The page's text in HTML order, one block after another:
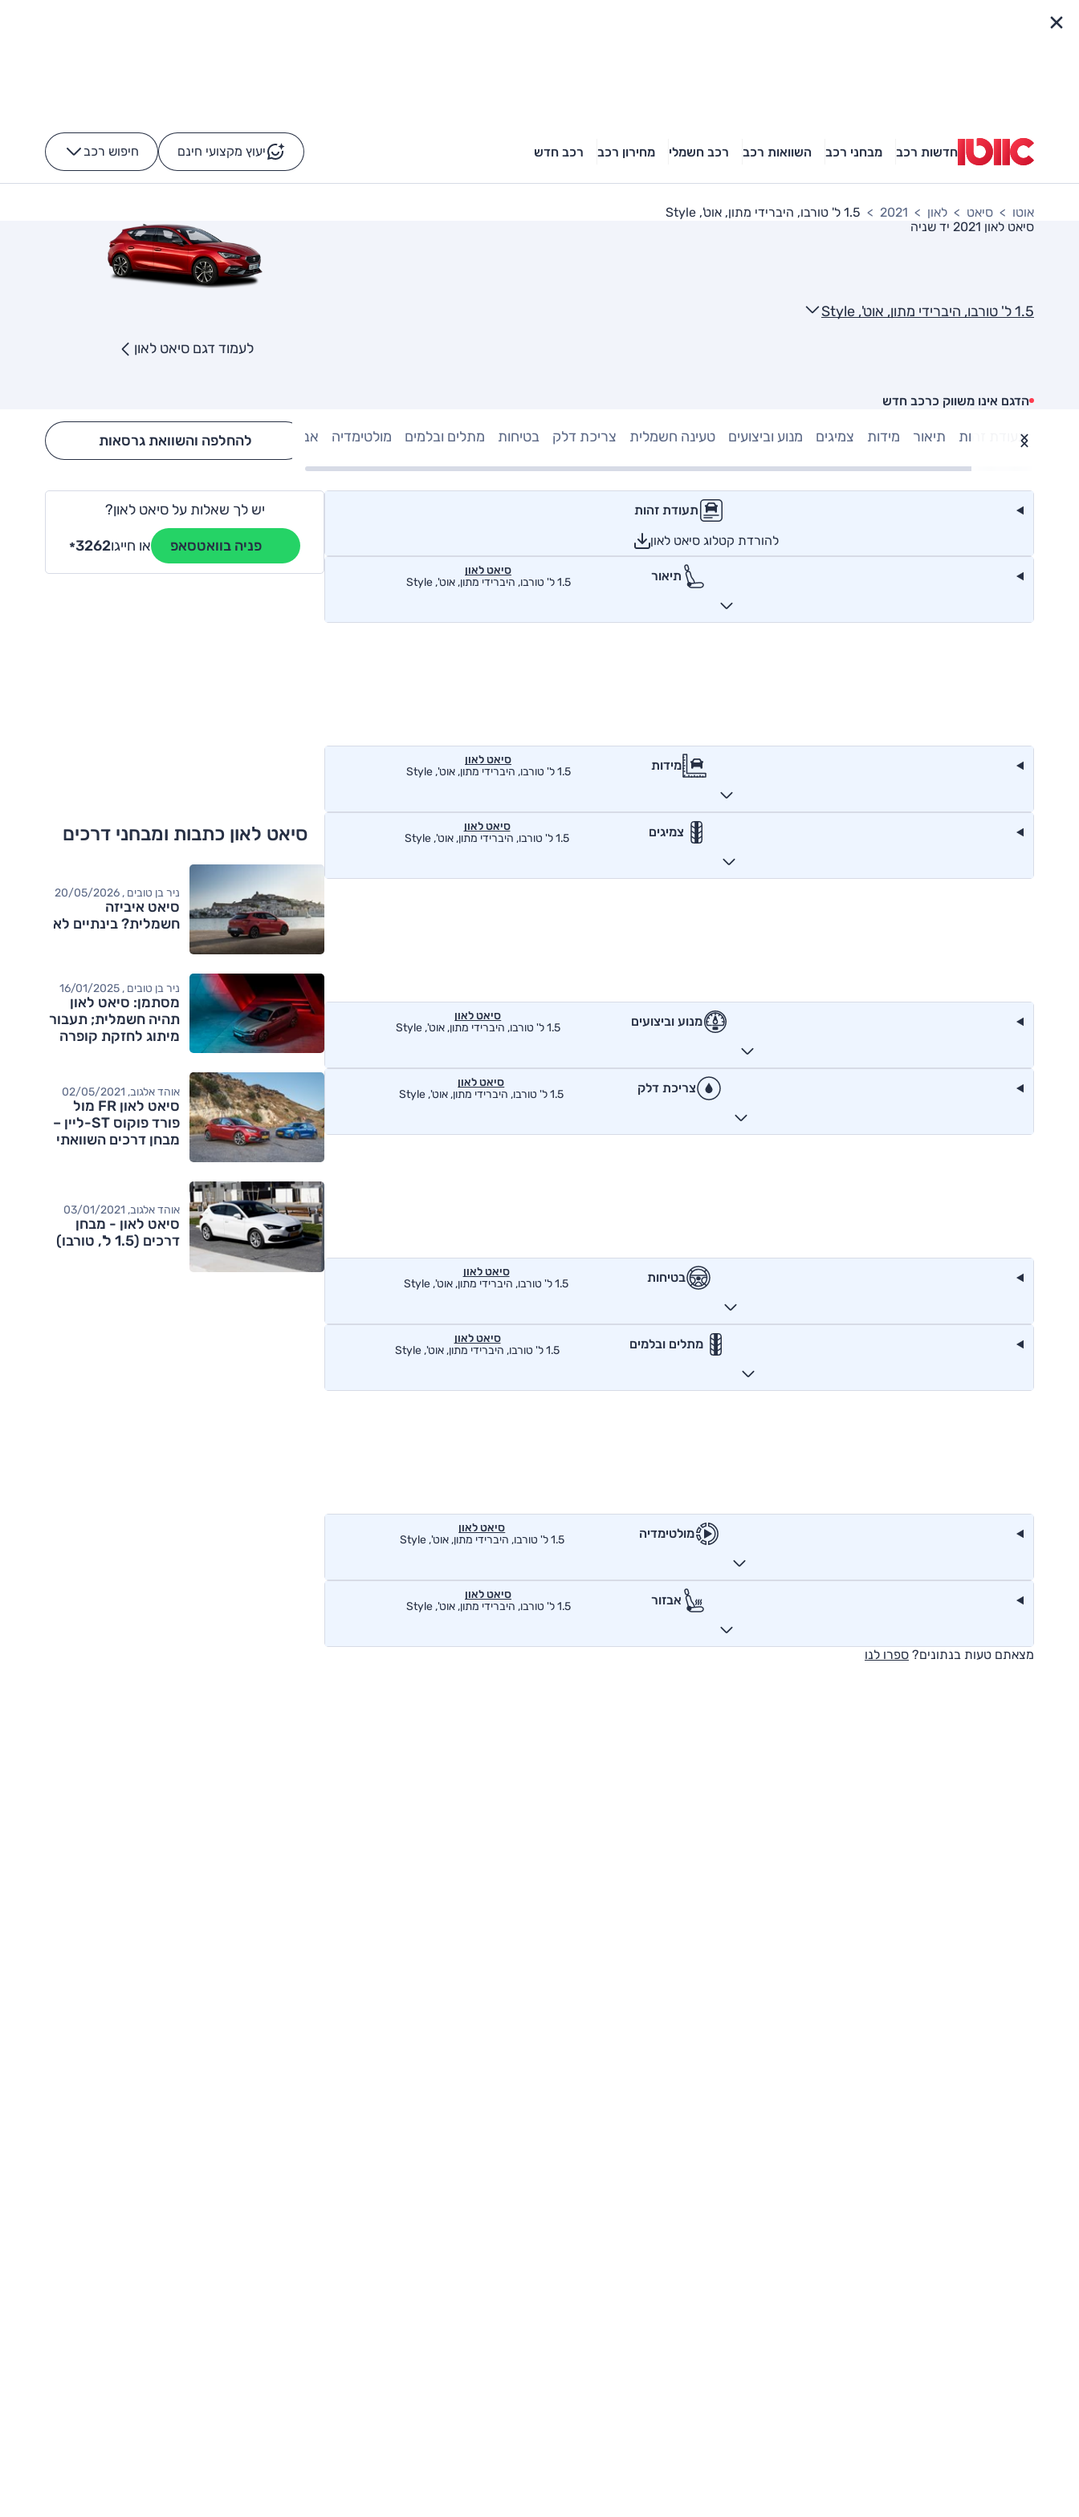
חדשות רכב מבחני רכב השוואות רכב רכב חשמלי מחירון רכב רכב חדש יעוץ מקצועי חינם חיפוש רכב -
אוטו סיאט לאון 2021
1.5 ל' טורבו, היברידי מתון, אוט', Style
סיאט לאון 2021
יד שניה
1.5 ל' טורבו, היברידי מתון, אוט', Style
הדגם אינו משווק כרכב חדש
לעמוד דגם סיאט לאון
תעודת זהות תיאור מידות צמיגים מנוע וביצועים טעינה חשמלית צריכת דלק בטיחות מתלים ובלמים מולטימדיה אבזור Hide config section
להחלפה והשוואת גרסאות
תעודת זהות
להורדת קטלוג סיאט לאון
תיאור
סיאט לאון
1.5 ל' טורבו, היברידי מתון, אוט', Style
מידות
סיאט לאון
1.5 ל' טורבו, היברידי מתון, אוט', Style
צמיגים
סיאט לאון
1.5 ל' טורבו, היברידי מתון, אוט', Style
מנוע וביצועים
סיאט לאון
1.5 ל' טורבו, היברידי מתון, אוט', Style
צריכת דלק
סיאט לאון
1.5 ל' טורבו, היברידי מתון, אוט', Style
בטיחות
סיאט לאון
1.5 ל' טורבו, היברידי מתון, אוט', Style
מתלים ובלמים
סיאט לאון
1.5 ל' טורבו, היברידי מתון, אוט', Style
מולטימדיה
סיאט לאון
1.5 ל' טורבו, היברידי מתון, אוט', Style
אבזור
סיאט לאון
1.5 ל' טורבו, היברידי מתון, אוט', Style
מצאתם טעות בנתונים? ספרו לנו
יש לך שאלות על סיאט לאון?
פניה בוואטסאפ או חייגו *3262
סיאט לאון כתבות ומבחני דרכים
ניר בן טובים , 20/05/2026
סיאט איביזה
חשמלית? בינתיים לא
ניר בן טובים , 16/01/2025
מסתמן: סיאט לאון
תהיה חשמלית; תעבור
מיתוג לחזקת קופרה
אוהד אלגוב, 02/05/2021
סיאט לאון FR מול
פורד פוקוס ST-ליין –
מבחן דרכים השוואתי
אוהד אלגוב, 03/01/2021
סיאט לאון - מבחן
דרכים (1.5 ל', טורבו)
מותגים מתחרים